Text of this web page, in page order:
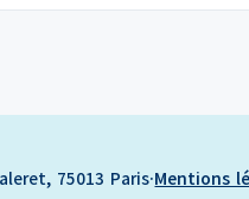
75013 Paris·Mentions